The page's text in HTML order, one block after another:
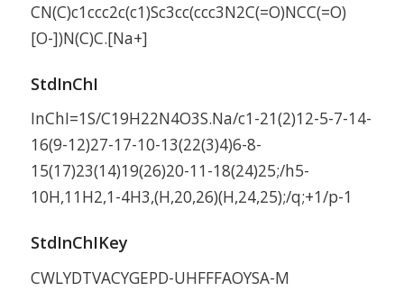
CN(C)c1ccc2c(c1)Sc3cc(ccc3N2C(=O)NCC(=O)
[O-])N(C)C.[Na+]
StdInChI
InChI=1S/C19H22N4O3S.Na/c1-21(2)12-5-7-14-
16(9-12)27-17-10-13(22(3)4)6-8-
15(17)23(14)19(26)20-11-18(24)25;/h5-
10H,11H2,1-4H3,(H,20,26)(H,24,25);/q;+1/p-1
StdInChIKey
CWLYDTVACYGEPD-UHFFFAOYSA-M